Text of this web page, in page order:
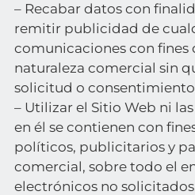
– Recabar datos con
remitir publicidad de
comunicaciones con fines
naturaleza comercial sin
solicitud o
– Utilizar el Sitio Web ni
en él se contienen con
políticos, publicitarios y
comercial, sobre todo el
electrónicos no